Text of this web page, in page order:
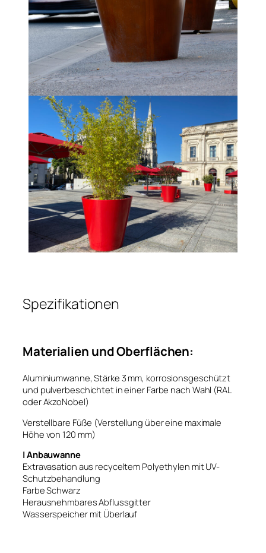
Spezifikationen
Materialien und Oberflächen:
Aluminiumwanne, Stärke 3 mm, korrosionsgeschützt
und pulverbeschichtet in einer Farbe nach Wahl (RAL
oder AkzoNobel)
Verstellbare Füße (Verstellung über eine maximale
Höhe von 120 mm)
| Anbauwanne
Extravasation aus recyceltem Polyethylen mit UV-
Schutzbehandlung
Farbe Schwarz
Herausnehmbares Abflussgitter
Wasserspeicher mit Überlauf